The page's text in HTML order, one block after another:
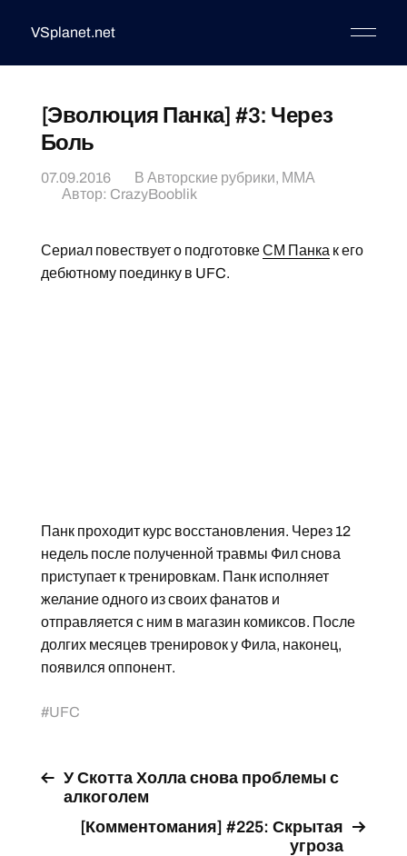
VSplanet.net
[Эволюция Панка] #3: Через
Боль
07.09.2016 В Авторские рубрики, ММА
Автор: CrazyBooblik
Сериал повествует о подготовкеСМ Панка к его
дебютному поединку в UFC.
Панк проходит курс восстановления. Через 12
недель после полученной травмы Фил снова
приступает к тренировкам. Панк исполняет
желание одного из своих фанатов и
отправляется с ним в магазин комиксов. После
долгих месяцев тренировок у Фила, наконец,
появился оппонент.
#UFC
У Скотта Холла снова проблемы с
алкоголем
[Комментомания] #225: Скрытая
угроза